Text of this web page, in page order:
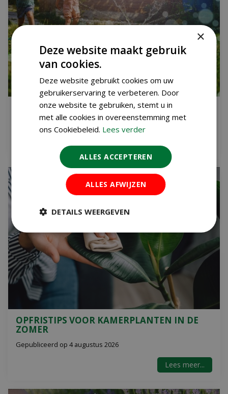
VAKANTIETIPS (VOOR KIDS) IN EIGEN TUIN
Gepubliceerd op 6 augustus 2026
OPFRISTIPS VOOR KAMERPLANTEN IN DE
ZOMER
Gepubliceerd op 4 augustus 2026
Lees meer...
×
Deze website maakt gebruik
van cookies.
Deze website gebruikt cookies om uw
gebruikerservaring te verbeteren. Door
onze website te gebruiken, stemt u in
met alle cookies in overeenstemming met
ons Cookiebeleid. Lees verder
ALLES ACCEPTEREN
ALLES AFWIJZEN
DETAILS WEERGEVEN